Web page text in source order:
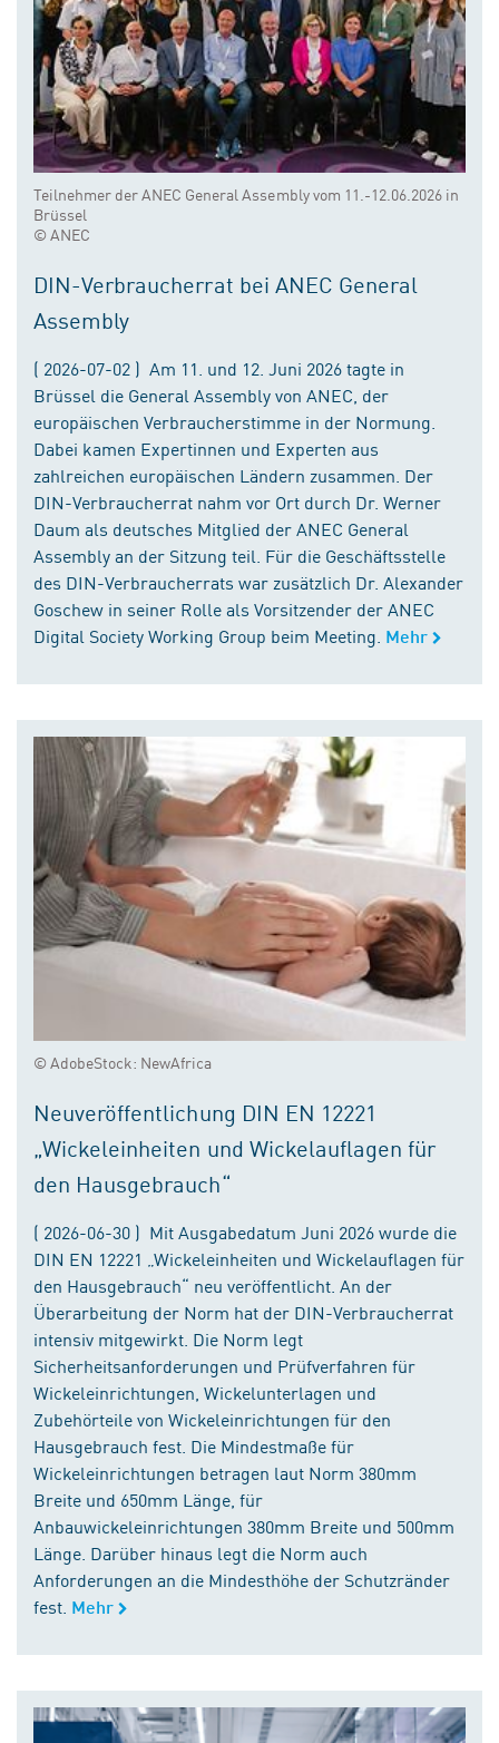
Teilnehmer der ANEC General Assembly vom 11.-12.06.2026 in
Brüssel
© ANEC
DIN-Verbraucherrat bei ANEC General
Assembly
( 2026-07-02 ) Am 11. und 12. Juni 2026 tagte in
Brüssel die General Assembly von ANEC, der
europäischen Verbraucherstimme in der Normung.
Dabei kamen Expertinnen und Experten aus
zahlreichen europäischen Ländern zusammen. Der
DIN-Verbraucherrat nahm vor Ort durch Dr. Werner
Daum als deutsches Mitglied der ANEC General
Assembly an der Sitzung teil. Für die Geschäftsstelle
des DIN-Verbraucherrats war zusätzlich Dr. Alexander
Goschew in seiner Rolle als Vorsitzender der ANEC
Digital Society Working Group beim Meeting. Mehr
© AdobeStock: NewAfrica
Neuveröffentlichung DIN EN 12221
„Wickeleinheiten und Wickelauflagen für
den Hausgebrauch“
( 2026-06-30 ) Mit Ausgabedatum Juni 2026 wurde die
DIN EN 12221 „Wickeleinheiten und Wickelauflagen für
den Hausgebrauch“ neu veröffentlicht. An der
Überarbeitung der Norm hat der DIN-Verbraucherrat
intensiv mitgewirkt. Die Norm legt
Sicherheitsanforderungen und Prüfverfahren für
Wickeleinrichtungen, Wickelunterlagen und
Zubehörteile von Wickeleinrichtungen für den
Hausgebrauch fest. Die Mindestmaße für
Wickeleinrichtungen betragen laut Norm 380mm
Breite und 650mm Länge, für
Anbauwickeleinrichtungen 380mm Breite und 500mm
Länge. Darüber hinaus legt die Norm auch
Anforderungen an die Mindesthöhe der Schutzränder
fest. Mehr